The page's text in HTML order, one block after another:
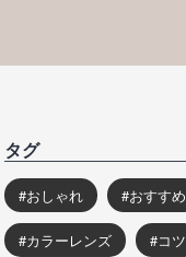
タグ
おしゃれ おすすめ
カラーレンズ コツ